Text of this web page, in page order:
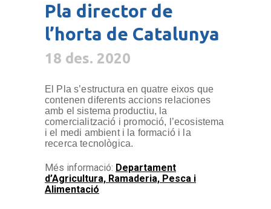
Pla director de
l’horta de Catalunya
18 des. 2020
El Pla s’estructura en quatre eixos que
contenen diferents accions relaciones
amb el sistema productiu, la
comercialització i promoció, l’ecosistema
i el medi ambient i la formació i la
recerca tecnològica.
Més informació: Departament
d’Agricultura, Ramaderia, Pesca i
Alimentació